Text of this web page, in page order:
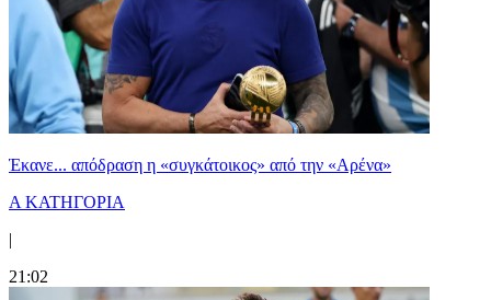
Έκανε... απόδραση η «συγκάτοικος» από την «Αρένα»
Α ΚΑΤΗΓΟΡΙΑ
|
21:02